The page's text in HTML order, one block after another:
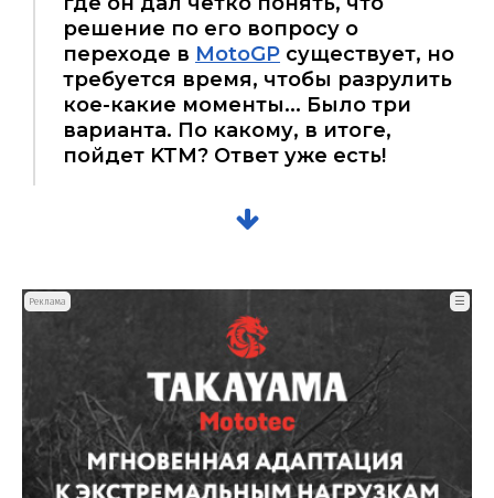
решение по его вопросу о
переходе в MotoGP существует, но
требуется время, чтобы разрулить
кое-какие моменты... Было три
варианта. По какому, в итоге,
пойдет KTM? Ответ уже есть!
Реклама ☰